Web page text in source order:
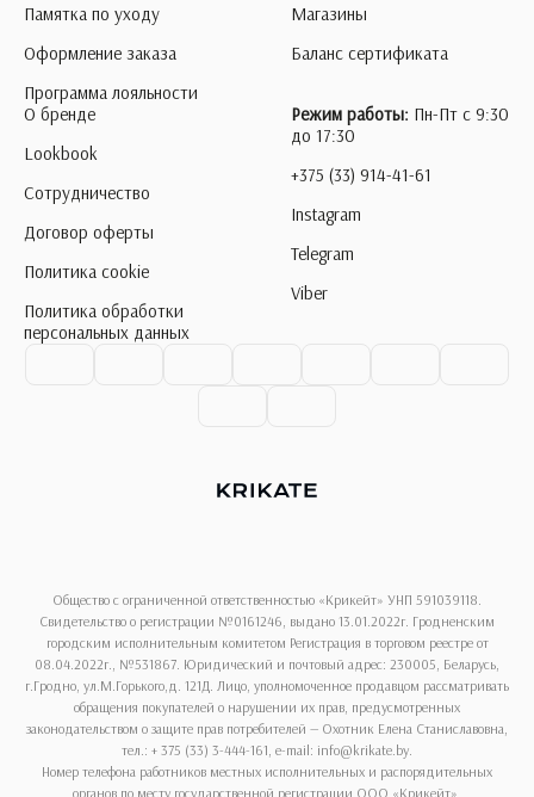
Памятка по уходу
Оформление заказа
Программа лояльности
Магазины
Баланс сертификата
О бренде
Lookbook
Сотрудничество
Договор оферты
Политика cookie
Политика обработки
персональных данных
Режим работы: Пн-Пт с 9:30
до 17:30
+375 (33) 914-41-61
Instagram
Telegram
Viber
Общество с ограниченной ответственностью «Крикейт» УНП 591039118.
Свидетельство о регистрации №0161246, выдано 13.01.2022г. Гродненским
городским исполнительным комитетом Регистрация в торговом реестре от
08.04.2022г., №531867. Юридический и почтовый адрес: 230005, Беларусь,
г.Гродно, ул.М.Горького,д. 121Д. Лицо, уполномоченное продавцом рассматривать
обращения покупателей о нарушении их прав, предусмотренных
законодательством о защите прав потребителей — Охотник Елена Станиславовна,
тел.: + 375 (33) 3-444-161, e-mail: info@krikate.by.
Номер телефона работников местных исполнительных и распорядительных
органов по месту государственной регистрации ООО «Крикейт»,